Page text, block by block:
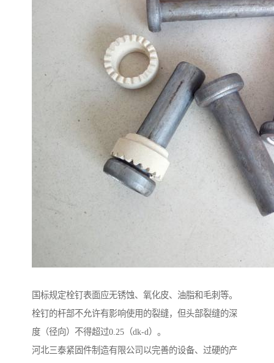
国标规定栓钉表面应无锈蚀、氧化皮、油脂和毛刺等。
栓钉的杆部不允许有影响使用的裂缝，但头部裂缝的深
度（径向）不得超过0.25（dk-d）。
河北三泰紧固件制造有限公司以完善的设备、过硬的产